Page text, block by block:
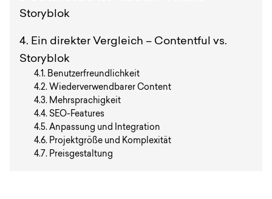
Storyblok
Ein direkter Vergleich – Contentful vs.
Storyblok
Benutzerfreundlichkeit
Wiederverwendbarer Content
Mehrsprachigkeit
SEO-Features
Anpassung und Integration
Projektgröße und Komplexität
Preisgestaltung